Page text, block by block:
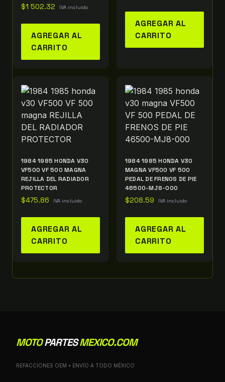
$1 502.32 IVA incluido
AGREGAR AL
CARRITO
AGREGAR AL
CARRITO
1984 1985 HONDA V30
VF500 VF 500 MAGNA
REJILLA DEL RADIADOR
PROTECTOR
$475.86 IVA incluido
AGREGAR AL
CARRITO
1984 1985 HONDA V30
MAGNA VF500 VF 500
PEDAL DE FRENOS DE PIE
46500-MJ8-000
$208.59 IVA incluido
AGREGAR AL
CARRITO
MOTOPARTESMEXICO.COM
REFACCIONES OEM • ENVÍO A TODO MÉXICO